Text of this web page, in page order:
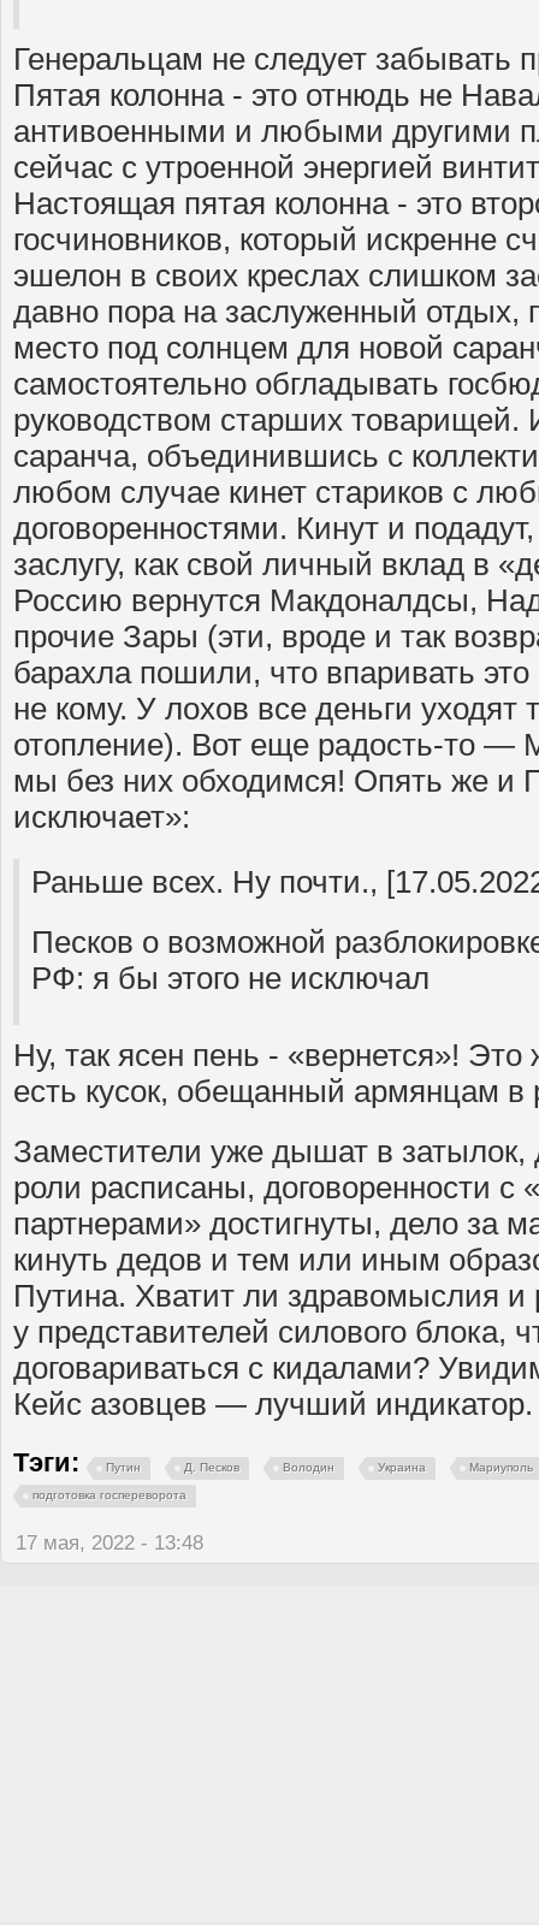
Генеральцам не следует забывать
Пятая колонна - это отнюдь не
антивоенными и любыми другими
сейчас с утроенной энергией
Настоящая пятая колонна - это
госчиновников, который искренне
эшелон в своих креслах слишком
давно пора на заслуженный отдых,
место под солнцем для новой
самостоятельно обгладывать
руководством старших товарищей.
саранча, объединившись с
любом случае кинет стариков с
договоренностями. Кинут и
заслугу, как свой личный вклад в
Россию вернутся Макдоналдсы,
прочие Зары (эти, вроде и так
барахла пошили, что впаривать
не кому. У лохов все деньги уходят
отопление). Вот еще радость-то —
мы без них обходимся! Опять же и
исключает»:
Раньше всех. Ну почти.,
Песков о возможной
РФ: я бы этого не исключал
Ну, так ясен пень - «вернется»! Это
есть кусок, обещанный армянцам в
Заместители уже дышат в затылок,
роли расписаны, договоренности с
партнерами» достигнуты, дело за
кинуть дедов и тем или иным
Путина. Хватит ли здравомыслия и
у представителей силового блока,
договариваться с кидалами?
Кейс азовцев — лучший индикатор.
Тэги: Путин Д. Песков Володин Украина Мариуполь
подготовка госпереворота
17 мая, 2022 - 13:48